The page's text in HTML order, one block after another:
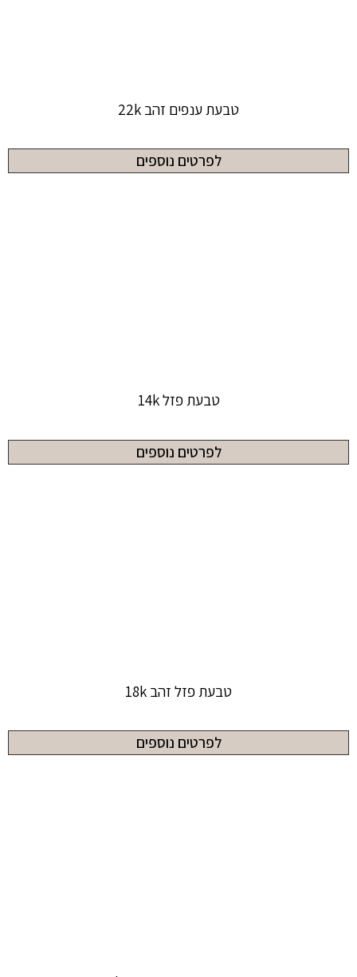
טבעת ענפים זהב 22k
לפרטים נוספים
טבעת פזל 14k
לפרטים נוספים
טבעת פזל זהב 18k
לפרטים נוספים